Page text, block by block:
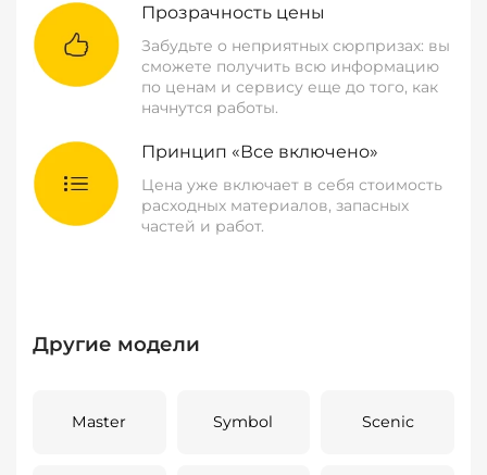
Прозрачность цены
Забудьте о неприятных сюрпризах: вы
сможете получить всю информацию
по ценам и сервису еще до того, как
начнутся работы.
Принцип «Все включено»
Цена уже включает в себя стоимость
расходных материалов, запасных
частей и работ.
Другие модели
Master Symbol Scenic